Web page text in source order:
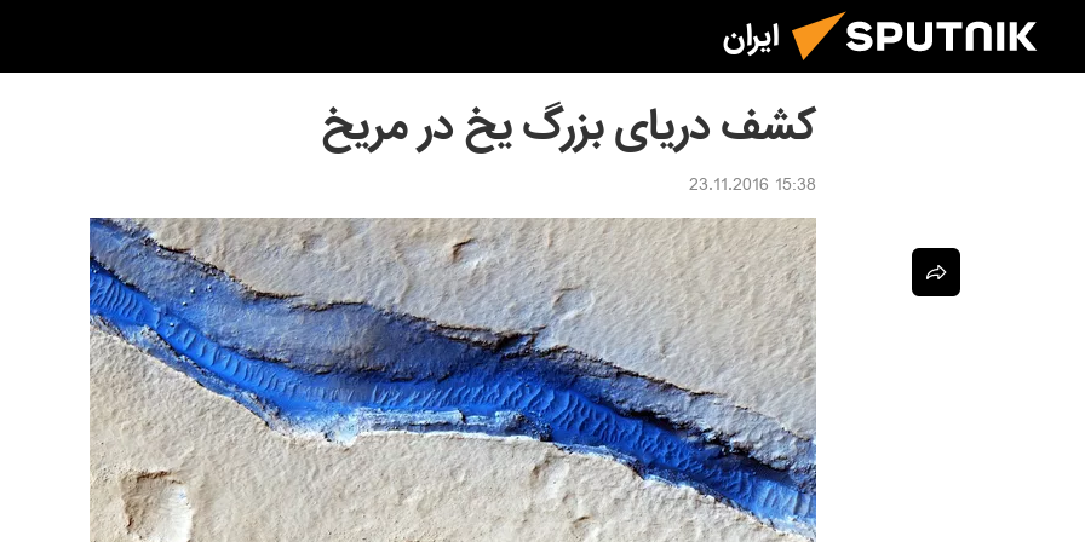
ایران
کشف دریای بزرگ یخ در مریخ
15:38 23.11.2016